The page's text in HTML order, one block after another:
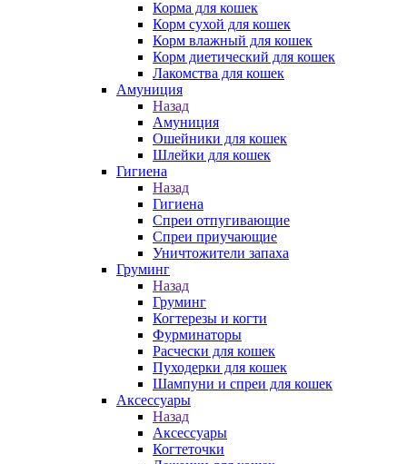
Корма для кошек
Корм сухой для кошек
Корм влажный для кошек
Корм диетический для кошек
Лакомства для кошек
Амуниция
Назад
Амуниция
Ошейники для кошек
Шлейки для кошек
Гигиена
Назад
Гигиена
Спреи отпугивающие
Спреи приучающие
Уничтожители запаха
Груминг
Назад
Груминг
Когтерезы и когти
Фурминаторы
Расчески для кошек
Пуходерки для кошек
Шампуни и спреи для кошек
Аксессуары
Назад
Аксессуары
Когтеточки